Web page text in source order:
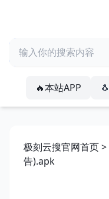
🔥本站APP
极刻云搜官网首页>
告).apk